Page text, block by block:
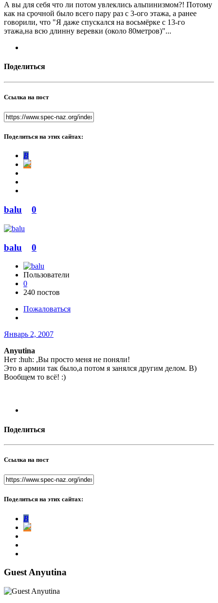
А вы для себя что ли потом увлеклись альпинизмом?! Потому
как на срочной было всего пару раз с 3-ого этажа, а ранее
говорили, что "Я даже спускался на восьмёрке с 13-го
этажа,на всю длинну веревки (около 80метров)"...
Поделиться
Ссылка на пост
Поделиться на этих сайтах:
В
balu 0
balu 0
Пользователи
0
240 постов
Пожаловаться
Январь 2, 2007
Anyutina
Нет :huh: ,Вы просто меня не поняли!
Это в армии так было,а потом я занялся другим делом. B)
Вообщем то всё! :)
Поделиться
Ссылка на пост
Поделиться на этих сайтах:
В
Guest Anyutina